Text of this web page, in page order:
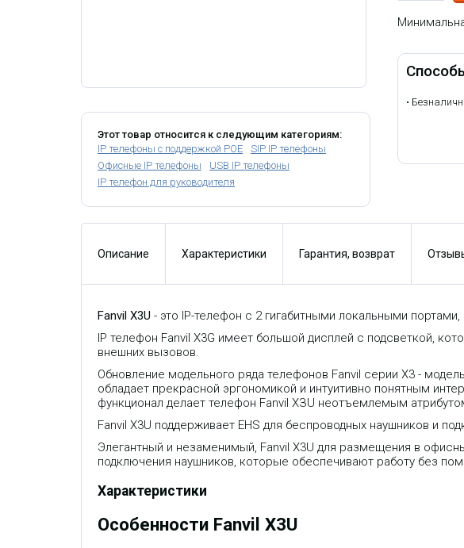
Этот товар относится к следующим категориям:
IP телефоны с поддержкой POE
SIP IP телефоны
Офисные IP телефоны
USB IP телефоны
IP телефон для руководителя
•
Описание Характеристики Гарантия, возврат
Fanvil X3U - это IP-телефон с 2 гигабитными локальными
IP телефон Fanvil X3G имеет большой дисплей с подсветкой,
внешних вызовов.
Обновление модельного ряда телефонов Fanvil серии X3 -
обладает прекрасной эргономикой и интуитивно понятным
функционал делает телефон Fanvil ХЗU неотъемлемым
Fanvil X3U поддерживает EHS для беспроводных наушников и
Элегантный и незаменимый, Fanvil X3U для размещения в
подключения наушников, которые обеспечивают работу без
Характеристики
Особенности Fanvil X3U